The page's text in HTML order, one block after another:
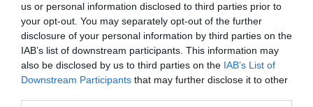
us or personal information disclosed to third parties prior to
your opt-out. You may separately opt-out of the further
disclosure of your personal information by third parties on the
IAB’s list of downstream participants. This information may
also be disclosed by us to third parties on the IAB’s List of
Downstream Participants that may further disclose it to other
Appel aux lecteurs !
Soutenez Air Journal participezà son
développement !